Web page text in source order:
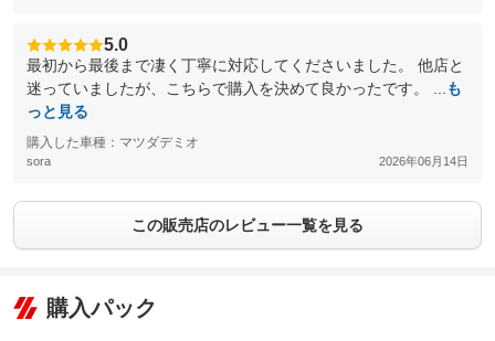
5.0
最初から最後まで凄く丁寧に対応してくださいました。 他店と
迷っていましたが、こちらで購入を決めて良かったです。 ...
も
っと見る
購入した車種：マツダデミオ
sora 2026年06月14日
この販売店のレビュー一覧を見る
購入パック